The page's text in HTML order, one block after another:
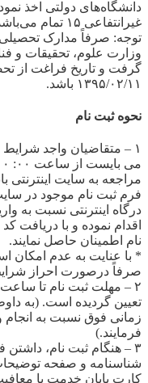
غیرانتفاعی ۱۵ تمام می‌باشد.
توجه: صرفاً مدارک
وزارت علوم، تحقیقات و
گرفت و تاریخ فراغت از
۱۳۹۵/۰۲/۱۱ باشد.
نحوه ثبت نام
۱ – متقاضیان واجد
فرم ثبت نام موجود در
اقدام نموده و با دریافت
نام اطمینان حاصل نمایند.
* با عنایت به عدم امکان
صرفاً درصورت احراز شرایط
تعیین گردیده است. (به
زمانی فوق نسبت به انجام
فرمایند.)
شناسنامه و صفحه
کارت پایان خدمت یا